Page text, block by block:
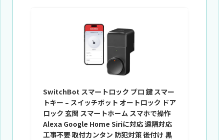
SwitchBot スマートロック プロ 鍵 スマー
トキー – スイッチボット オートロック ドア
ロック 玄関 スマートホーム スマホで操作
Alexa Google Home Siriに対応 遠隔対応
工事不要 取付カンタン 防犯対策 後付け 黒